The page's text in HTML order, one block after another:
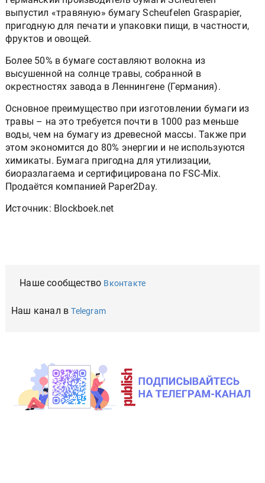
выпустил «травяную» бумагу Scheufelen Graspapier,
пригодную для печати и упаковки пищи, в частности,
фруктов и овощей.
Более 50% в бумаге составляют волокна из
высушенной на солнце травы, собранной в
окрестностях завода в Леннингене (Германия).
Основное преимущество при изготовлении бумаги из
травы – на это требуется почти в 1000 раз меньше
воды, чем на бумагу из древесной массы. Также при
этом экономится до 80% энергии и не используются
химикаты. Бумага пригодна для утилизации,
биоразлагаема и сертифицирована по FSC-Mix.
Продаётся компанией Paper2Day.
Источник: Blockboek.net
Наше сообщество Вконтакте
Наш канал вTelegram